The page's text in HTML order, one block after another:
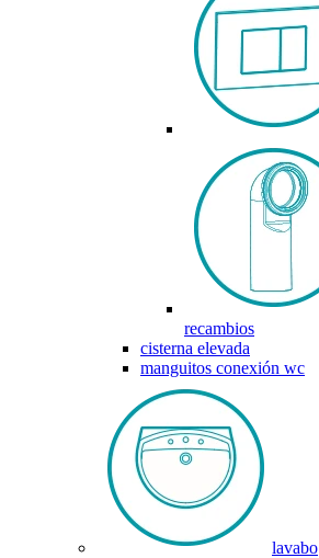
recambios
cisterna elevada
manguitos conexión wc
lavabo